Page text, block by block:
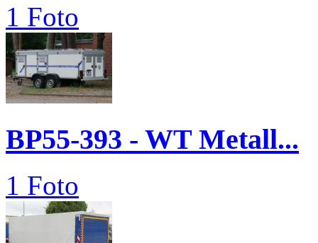
1 Foto
BP55-393 - WT Metall...
1 Foto